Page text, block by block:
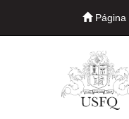
Página